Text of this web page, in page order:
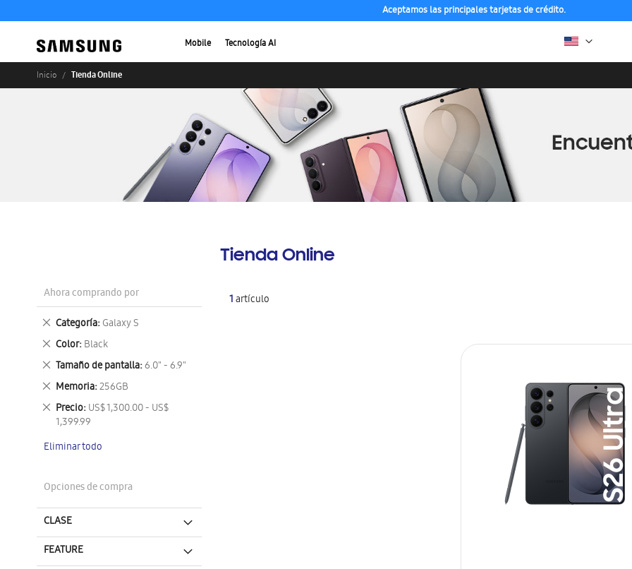
Aceptamos las principales tarjetas de crédito.
Mobile Tecnología AI
Inicio Tienda Online
Tienda Online
1artículo
Ahora comprando por
Categoría Galaxy S
Eliminar
este
artículo
Color Black
Eliminar
este
artículo
Tamaño de pantalla 6.0" - 6.9"
Eliminar
este
artículo
Memoria 256GB
Eliminar
este
artículo
Precio US$ 1,300.00 - US$
1,399.99
Eliminar
este
Eliminar todo
Opciones de compra
CLASE
FEATURE